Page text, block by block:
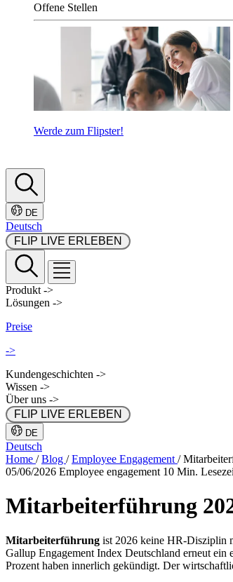
Offene Stellen
Werde zum Flipster!
DE
Deutsch
Produkt ->
Lösungen ->
Preise
->
Kundengeschichten ->
Wissen ->
Über uns ->
DE
Deutsch
Home /Blog /Employee Engagement /
05/06/2026 Employee engagement 10 Min.
Mitarbeiterführung
Mitarbeiterführung ist 2026 keine HR-Disziplin
Gallup Engagement Index Deutschland erneut
Prozent haben innerlich gekündigt. Der